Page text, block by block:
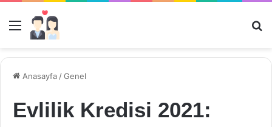
Menü
Anasayfa /Genel
Evlilik Kredisi 2021: